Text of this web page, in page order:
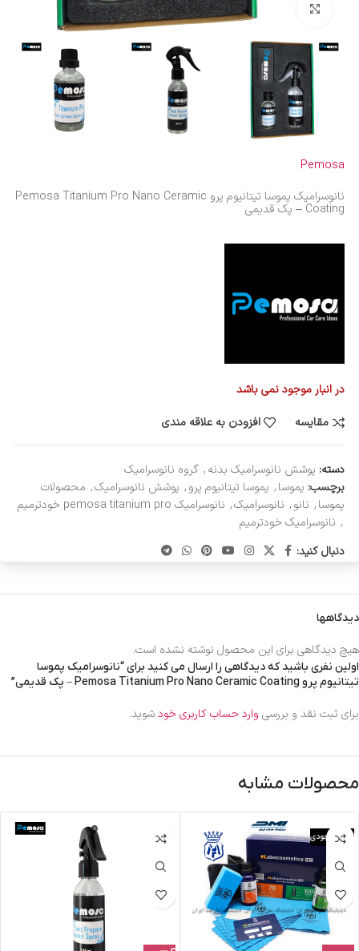
بزرگنمایی تصویر
Pemosa
نانوسرامیک پموسا تیتانیوم پرو Pemosa Titanium Pro Nano Ceramic
Coating – پک قدیمی
در انبار موجود نمی باشد
مقایسه
افزودن به علاقه مندی
دسته: پوشش نانوسرامیک بدنه, گروه نانوسرامیک
برچسب: پموسا, پموسا تیتانیوم پرو, پوشش نانوسرامیک, محصولات
پموسا, نانو, نانوسرامیک, نانوسرامیک pemosa titanium pro خودترمیم
, نانوسرامیک خودترمیم
دنبال کنید:
دیدگاهها
هیچ دیدگاهی برای این محصول نوشته نشده است.
اولین نفری باشید که دیدگاهی را ارسال می کنید برای “نانوسرامیک پموسا
تیتانیوم پرو Pemosa Titanium Pro Nano Ceramic Coating – پک قدیمی”
برای ثبت نقد و بررسی وارد حساب کاربری خودشوید.
محصولات مشابه
اتمام موجودی